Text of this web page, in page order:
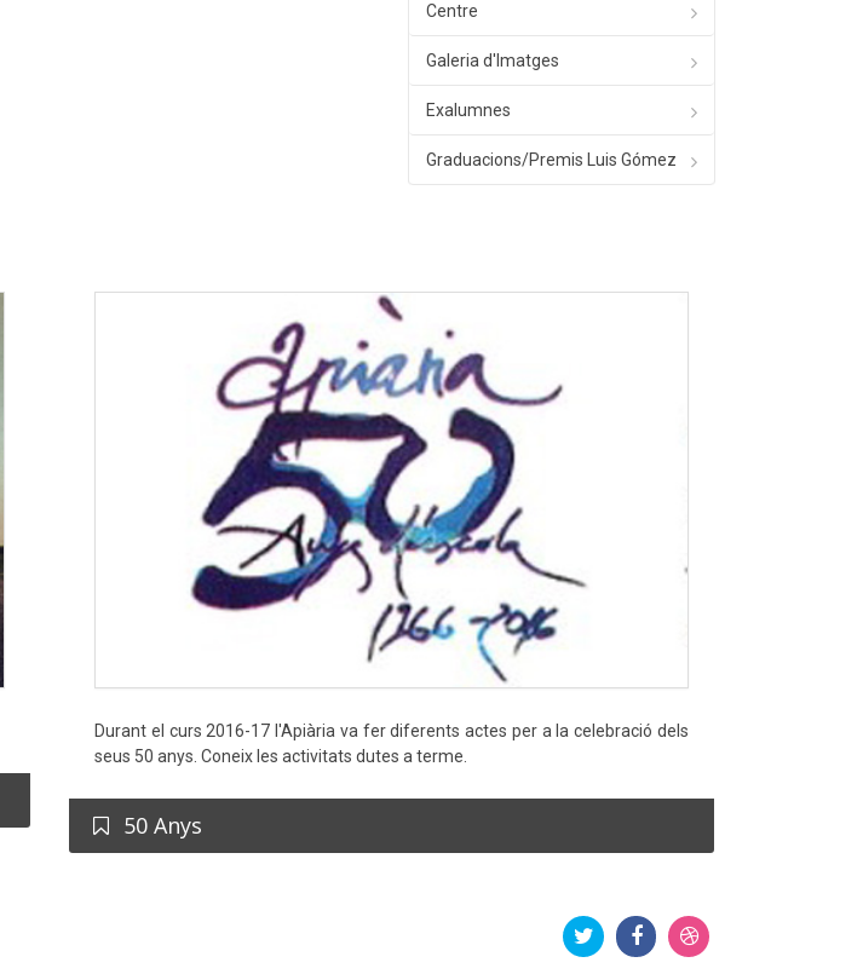
Centre
Galeria d'Imatges
Exalumnes
Graduacions/Premis Luis Gómez
Durant el curs 2016-17 l'Apiària va fer diferents actes per a la celebració dels
seus 50 anys. Coneix les activitats dutes a terme.
50 Anys